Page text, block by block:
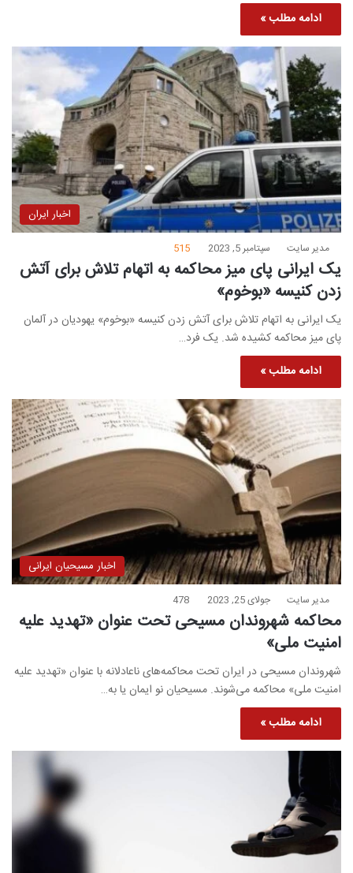
ادامه مطلب »
اخبار ایران
مدیر سایت سپتامبر 5, 2023 515
یک ایرانی پای میز محاکمه به اتهام تلاش برای آتش
زدن کنیسه «بوخوم»
یک ایرانی به اتهام تلاش برای آتش زدن کنیسه «بوخوم» یهودیان در آلمان
پای میز محاکمه کشیده شد. یک فرد…
ادامه مطلب »
اخبار مسیحیان ایرانی
مدیر سایت جولای 25, 2023 478
محاکمه شهروندان مسیحی تحت عنوان «تهدید علیه
امنیت ملی»
شهروندان مسیحی در ایران تحت محاکمه‌های ناعادلانه با عنوان «تهدید علیه
امنیت ملی» محاکمه می‌شوند. مسیحیان نو ایمان یا به…
ادامه مطلب »